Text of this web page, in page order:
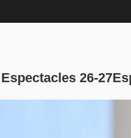
Espectacles 26-27